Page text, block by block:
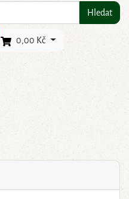
Hledat
0,00 Kč